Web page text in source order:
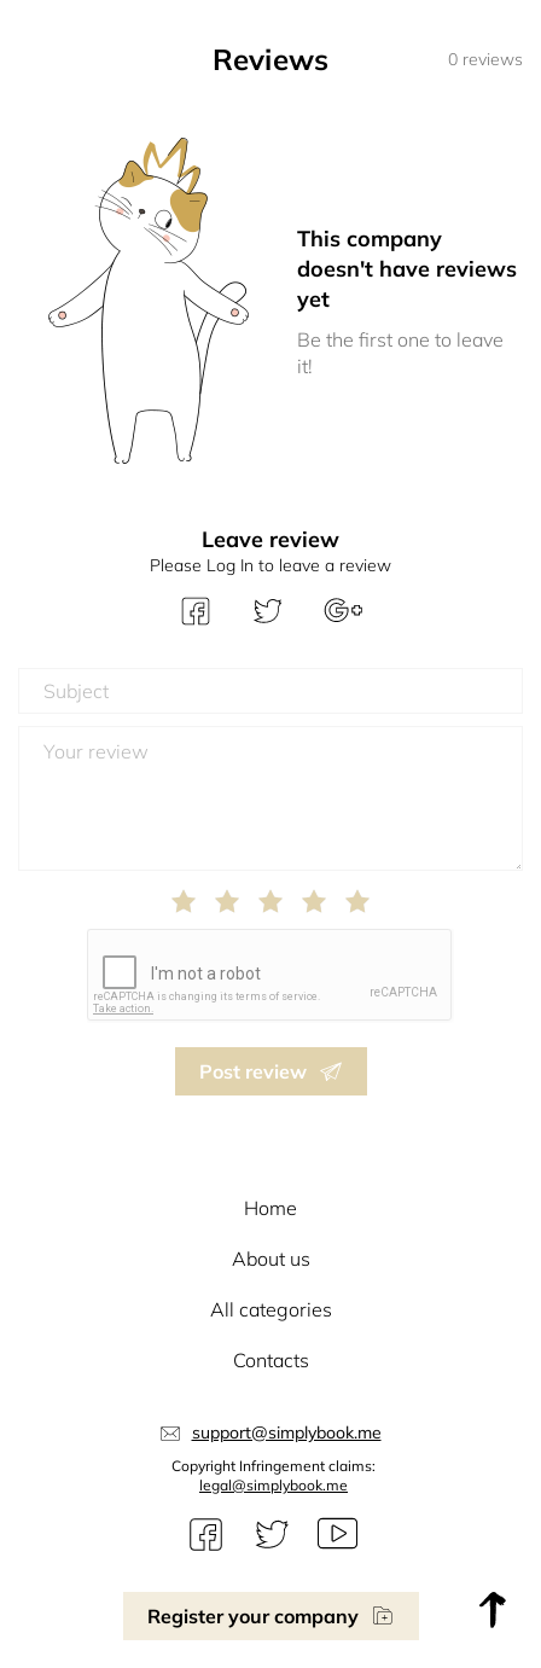
Reviews 0 reviews
This company
doesn't have reviews
yet
Be the first one to leave
it!
Leave review
Please Log In to leave a review
Post review
Register your company
Home
About us
All categories
Contacts
support@simplybook.me
Copyright Infringement claims:
legal@simplybook.me